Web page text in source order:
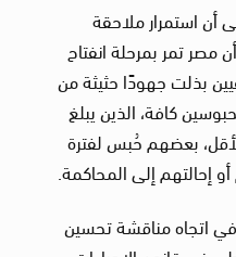
استمرار ملاحقة
تمر بمرحلة انفتاح
بذلت جهودًا حثيثة من
كافة، الذين يبلغ
بعضهم حُبس لفترة
إحالتهم إلى المحاكمة.
اتجاه مناقشة تحسين